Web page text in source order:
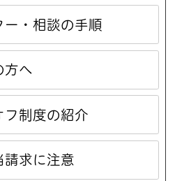
ー・相談の手順
方へ
フ制度の紹介
請求に注意